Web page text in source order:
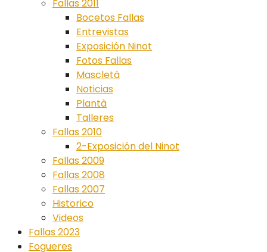
Fallas 2011
Bocetos Fallas
Entrevistas
Exposición Ninot
Fotos Fallas
Mascletá
Noticias
Plantà
Talleres
Fallas 2010
2-Exposición del Ninot
Fallas 2009
Fallas 2008
Fallas 2007
Historico
Videos
Fallas 2023
Fogueres